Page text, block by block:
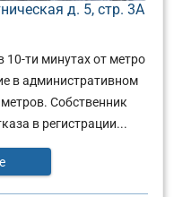
д. 5, стр. 3А
ти минутах от метро
в административном
Собственник
в регистрации...